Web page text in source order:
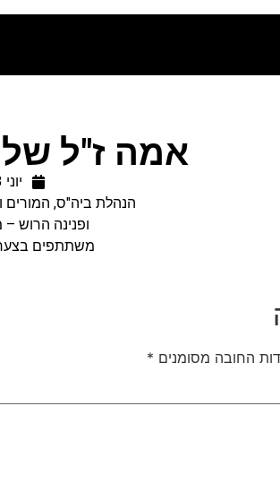
אמה ז"ל
יוני 3, 2012
הנהלת ביה"ס, המורים
ופנינה הרוש –
משתתפים
החובה מסומנים *